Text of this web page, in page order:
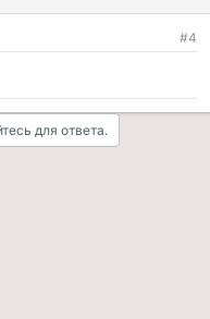
#4
для ответа.